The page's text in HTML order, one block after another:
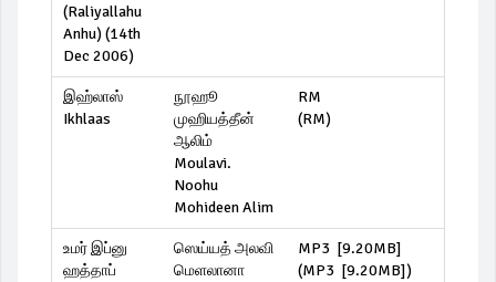
(Raliyallahu
Anhu) (14th
Dec 2006)
இஹ்லாஸ்
Ikhlaas
நூஹூ
முஹியத்தீன்
ஆலிம்
Moulavi.
Noohu
Mohideen Alim
RM
(RM)
உமர் இப்னு
ஹத்தாப்
ஸெய்யத் அலவி
மெளலானா
MP3 [9.20MB]
(MP3 [9.20MB])